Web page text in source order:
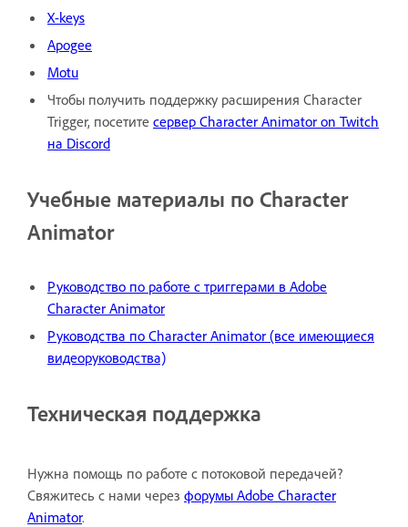
X-keys
Apogee
Motu
Чтобы получить поддержку расширения Character
Trigger, посетите сервер Character Animator on Twitch
на Discord
Учебные материалы по Character
Animator
Руководство по работе с триггерами в Adobe
Character Animator
Руководства по Character Animator (все имеющиеся
видеоруководства)
Техническая поддержка
Нужна помощь по работе с потоковой передачей?
Свяжитесь с нами через форумы Adobe Character
Animator.